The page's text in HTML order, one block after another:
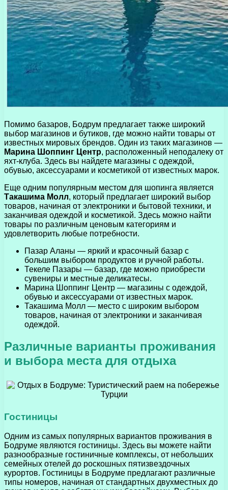
Помимо базаров, Бодрум предлагает также широкий
выбор магазинов и бутиков, где можно найти товары от
известных мировых брендов. Один из таких магазинов —
Марина Шоппинг Центр, расположенный неподалеку от
яхт-клуба. Здесь вы найдете магазины с одеждой,
обувью, аксессуарами и косметикой от известных марок.
Еще одним популярным местом для шопинга является
Такашима Молл, который предлагает широкий выбор
товаров, начиная от электроники и бытовой техники, и
заканчивая одеждой и косметикой. Здесь можно найти
товары по различным ценовым категориям и
удовлетворить любые потребности.
Пазар Аланы — яркий и красочный базар с
большим выбором продуктов и ручной работы.
Текеле Пазары — базар, где можно приобрести
сувениры и местные деликатесы.
Марина Шоппинг Центр — магазины с одеждой,
обувью и аксессуарами от известных марок.
Такашима Молл — место с широким выбором
товаров, начиная от электроники и заканчивая
одеждой.
Различные варианты проживания
и выбора места для отдыха
Гостиницы
Одним из самых популярных вариантов проживания в
Бодруме являются гостиницы. Здесь вы можете найти
разнообразные гостиничные комплексы, от небольших
семейных отелей до роскошных пятизвездочных
курортов. Гостиницы в Бодруме предлагают различные
типы номеров, начиная от стандартных двухместных до